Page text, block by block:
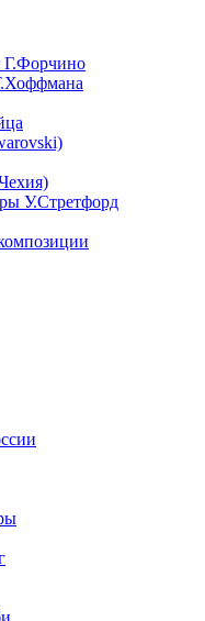
Г.Форчино
У.Стретфорд